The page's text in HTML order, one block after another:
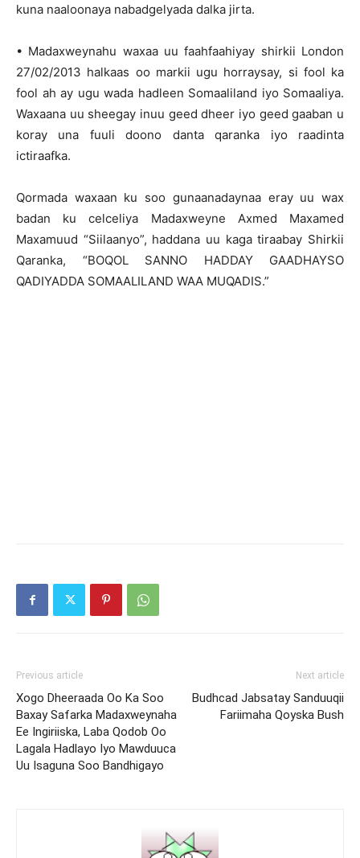
kuna naaloonaya nabadgelyada dalka jirta.
• Madaxweynahu waxaa uu faahfaahiyay shirkii London
27/02/2013 halkaas oo markii ugu horraysay, si fool ka
fool ah ay ugu wada hadleen Somaaliland iyo Somaaliya.
Waxaana uu sheegay inuu geed dheer iyo geed gaaban u
koray una fuuli doono danta qaranka iyo raadinta
ictiraafka.
Qormada waxaan ku soo gunaanadaynaa eray uu wax
badan ku celceliya Madaxweyne Axmed Maxamed
Maxamuud “Siilaanyo”, haddana uu kaga tiraabay Shirkii
Qaranka, “BOQOL SANNO HADDAY GAADHAYSO
QADIYADDA SOMAALILAND WAA MUQADIS.”
Previous article
Xogo Dheeraada Oo Ka Soo
Baxay Safarka Madaxweynaha
Ee Ingiriiska, Laba Qodob Oo
Lagala Hadlayo Iyo Mawduuca
Uu Isaguna Soo Bandhigayo
Next article
Budhcad Jabsatay Sanduuqii
Fariimaha Qoyska Bush